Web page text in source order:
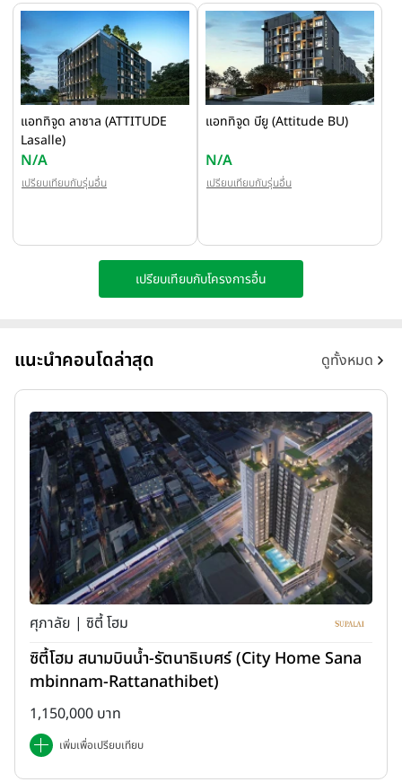
แอททิจูด ลาซาล (ATTITUDE
Lasalle)
N/A
เปรียบเทียบกับรุ่นอื่น
แอททิจูด บียู (Attitude BU)
N/A
เปรียบเทียบกับรุ่นอื่น
เปรียบเทียบกับโครงการอื่น
แนะนำคอนโดล่าสุด ดูทั้งหมด
ศุภาลัย | ซิตี้ โฮม
ซิตี้โฮม สนามบินน้ำ-รัตนาธิเบศร์ (City Home Sana
mbinnam-Rattanathibet)
1,150,000 บาท
เพิ่มเพื่อเปรียบเทียบ